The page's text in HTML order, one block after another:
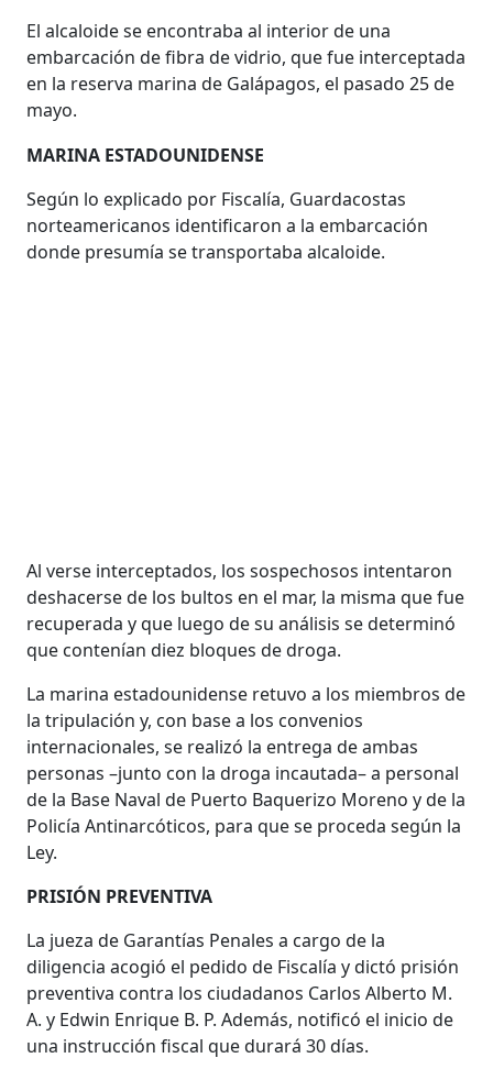
El alcaloide se encontraba al interior de una
embarcación de fibra de vidrio, que fue interceptada
en la reserva marina de Galápagos, el pasado 25 de
mayo.
MARINA ESTADOUNIDENSE
Según lo explicado por Fiscalía, Guardacostas
norteamericanos identificaron a la embarcación
donde presumía se transportaba alcaloide.
Al verse interceptados, los sospechosos intentaron
deshacerse de los bultos en el mar, la misma que fue
recuperada y que luego de su análisis se determinó
que contenían diez bloques de droga.
La marina estadounidense retuvo a los miembros de
la tripulación y, con base a los convenios
internacionales, se realizó la entrega de ambas
personas –junto con la droga incautada– a personal
de la Base Naval de Puerto Baquerizo Moreno y de la
Policía Antinarcóticos, para que se proceda según la
Ley.
PRISIÓN PREVENTIVA
La jueza de Garantías Penales a cargo de la
diligencia acogió el pedido de Fiscalía y dictó prisión
preventiva contra los ciudadanos Carlos Alberto M.
A. y Edwin Enrique B. P. Además, notificó el inicio de
una instrucción fiscal que durará 30 días.